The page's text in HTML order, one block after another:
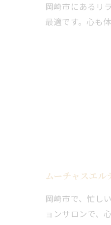
岡崎市にあるリ
最適です。心も
ムーチャスエ
岡崎市で、忙し
ョンサロンで、